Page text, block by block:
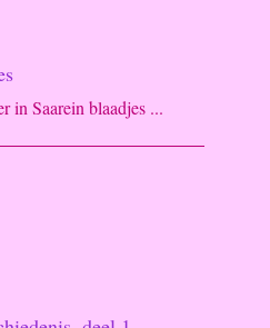
in Saarein blaadjes ...